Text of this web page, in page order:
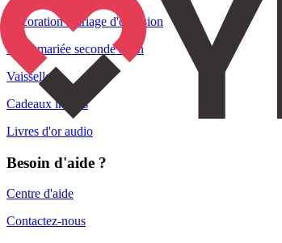
Décoration mariage d'occasion
Robe mariée seconde main
Vaisselle
Cadeaux invités
Livres d'or audio
Besoin d'aide ?
Centre d'aide
Contactez-nous